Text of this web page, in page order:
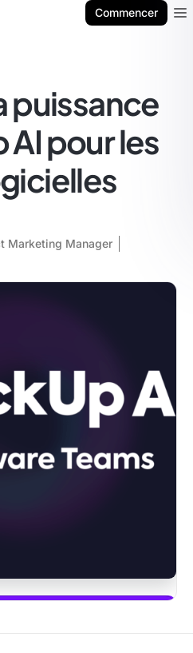
Commencer
puissance
pour les
Marketing Manager